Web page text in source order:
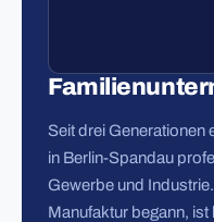
Seit drei Generationen
in Berlin-Spandau
Gewerbe und
Manufaktur begann,